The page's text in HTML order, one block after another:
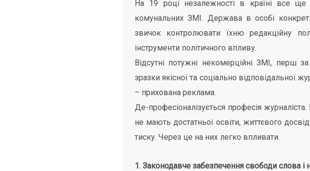
На 19 році незалежності в країні все ще
комунальних ЗМІ. Держава в особі
звичок контролювати їхню редакційну
інструменти політичного впливу.
Відсутні потужні некомерційні ЗМІ, перш
зразки якісної та соціально відповідальної
– прихована реклама.
Де-професіоналізується професія
не мають достатньої освіти, життєвого
тиску. Через це на них легко впливати.
1. Законодавче забезпечення свободи слова і